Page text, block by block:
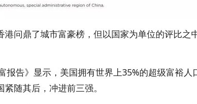
问鼎了城市富豪榜，但以国家为单位的评比之
告》显示，美国拥有世界上35%的超级富裕人
随其后，冲进前三强。